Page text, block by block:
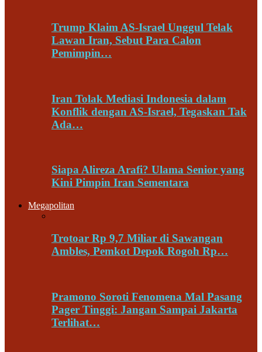
Trump Klaim AS-Israel Unggul Telak
Lawan Iran, Sebut Para Calon
Pemimpin…
Iran Tolak Mediasi Indonesia dalam
Konflik dengan AS-Israel, Tegaskan Tak
Ada…
Siapa Alireza Arafi? Ulama Senior yang
Kini Pimpin Iran Sementara
Megapolitan
Trotoar Rp 9,7 Miliar di Sawangan
Ambles, Pemkot Depok Rogoh Rp…
Pramono Soroti Fenomena Mal Pasang
Pager Tinggi: Jangan Sampai Jakarta
Terlihat…